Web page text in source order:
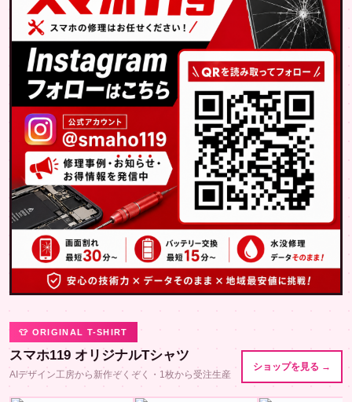
👕 ORIGINAL T-SHIRT
スマホ119 オリジナルTシャツ
AIデザイン工房から新作ぞくぞく・1枚から受注生産
ショップを見る →